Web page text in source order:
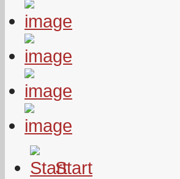
Start